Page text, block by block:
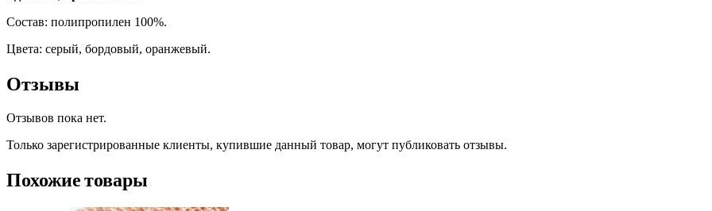
Состав: полипропилен 100%.
Цвета: серый, бордовый, оранжевый.
Отзывы
Отзывов пока нет.
Только зарегистрированные клиенты, купившие данный товар, могут публиковать отзывы.
Похожие товары